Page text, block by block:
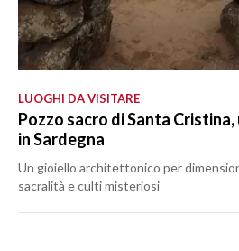
LUOGHI DA VISITARE
Pozzo sacro di Santa
in Sardegna
Un gioiello architettonico per
sacralità e culti misteriosi